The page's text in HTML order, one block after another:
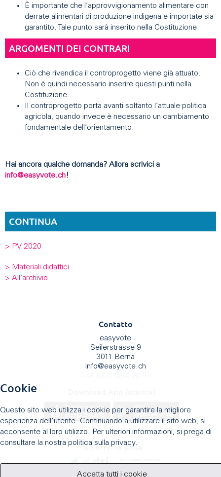
È importante che l’approvvigionamento alimentare con
derrate alimentari di produzione indigena e importate sia
garantito. Tale punto sarà inserito nella Costituzione.
ARGOMENTI DEI CONTRARI
Ciò che rivendica il controprogetto viene già attuato.
Non è quindi necessario inserire questi punti nella
Costituzione.
Il controprogetto porta avanti soltanto l’attuale politica
agricola, quando invece è necessario un cambiamento
fondamentale dell’orientamento.
Hai ancora qualche domanda? Allora scrivici a
info@easyvote.ch!
CONTINUA
> PV 2020
> Materiali didattici
> All’archivio
Contatto
easyvote
Seilerstrasse 9
3011 Berna
info@easyvote.ch
Un'offerta della
Cookie
Questo sito web utilizza i cookie per garantire la migliore
esperienza dell'utente. Continuando a utilizzare il sito web, si
acconsente al loro utilizzo. Per ulteriori informazioni, si prega di
consultare la nostra politica sulla privacy.
Accetta tutti i cookie